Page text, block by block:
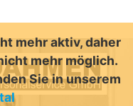
mehr aktiv, daher
mehr möglich.
Sie in unserem